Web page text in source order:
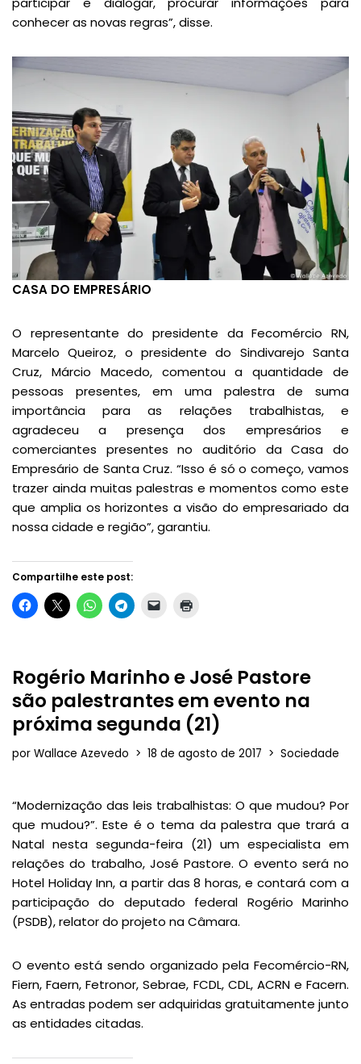
conhecer as novas regras”, disse.
CASA DO EMPRESÁRIO
O representante do presidente da Fecomércio RN,
Marcelo Queiroz, o presidente do Sindivarejo Santa
Cruz, Márcio Macedo, comentou a quantidade de
pessoas presentes, em uma palestra de suma
importância para as relações trabalhistas, e
agradeceu a presença dos empresários e
comerciantes presentes no auditório da Casa do
Empresário de Santa Cruz. “Isso é só o começo, vamos
trazer ainda muitas palestras e momentos como este
que amplia os horizontes a visão do empresariado da
nossa cidade e região”, garantiu.
Compartilhe este post:
Rogério Marinho e José Pastore
são palestrantes em evento na
próxima segunda (21)
por Wallace Azevedo 18 de agosto de 2017 Sociedade
“Modernização das leis trabalhistas: O que mudou? Por
que mudou?”. Este é o tema da palestra que trará a
Natal nesta segunda-feira (21) um especialista em
relações do trabalho, José Pastore. O evento será no
Hotel Holiday Inn, a partir das 8 horas, e contará com a
participação do deputado federal Rogério Marinho
(PSDB), relator do projeto na Câmara.
O evento está sendo organizado pela Fecomércio-RN,
Fiern, Faern, Fetronor, Sebrae, FCDL, CDL, ACRN e Facern.
As entradas podem ser adquiridas gratuitamente junto
as entidades citadas.